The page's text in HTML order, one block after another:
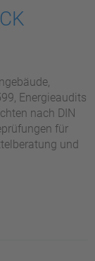
Energieaudits
nach DIN
für
und